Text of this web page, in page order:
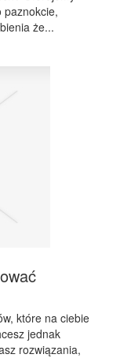
paznokcie,
że...
które na ciebie
jednak
rozwiązania,